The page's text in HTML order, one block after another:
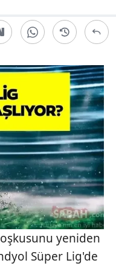
yeniden
Süper Lig'de